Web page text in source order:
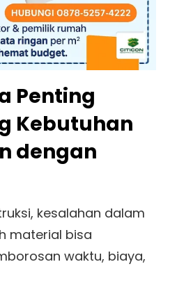
Penting
Kebutuhan
dengan
kesalahan dalam
material bisa
waktu, biaya,